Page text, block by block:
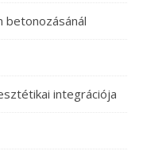
betonozásánál
integrációja